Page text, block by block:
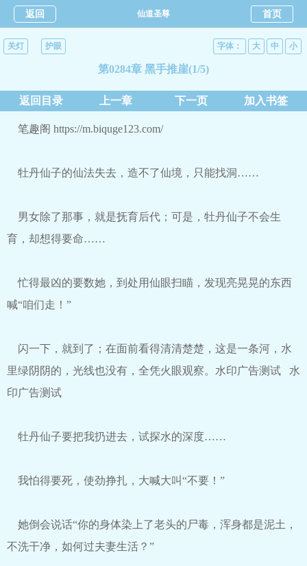
返回 仙道圣尊 首页
关灯 护眼 字体： 大 中 小
第0284章 黑手推崖(1/5)
返回目录 上一章 下一页 加入书签
笔趣阁 https://m.biquge123.com/
牡丹仙子的仙法失去，造不了仙境，只能找洞……
男女除了那事，就是抚育后代；可是，牡丹仙子不会生
育，却想得要命……
忙得最凶的要数她，到处用仙眼扫瞄，发现亮晃晃的东西
喊“咱们走！”
闪一下，就到了；在面前看得清清楚楚，这是一条河，水
里绿阴阴的，光线也没有，全凭火眼观察。水印广告测试 水
印广告测试
牡丹仙子要把我扔进去，试探水的深度……
我怕得要死，使劲挣扎，大喊大叫“不要！”
她倒会说话“你的身体染上了老头的尸毒，浑身都是泥土，
不洗干净，如何过夫妻生活？”